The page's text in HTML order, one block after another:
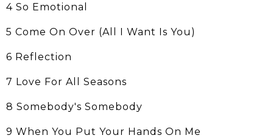
4 So Emotional
5 Come On Over (All I Want Is You)
6 Reflection
7 Love For All Seasons
8 Somebody's Somebody
9 When You Put Your Hands On Me